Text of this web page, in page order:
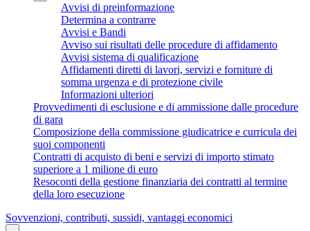
Avvisi di preinformazione
Determina a contrarre
Avvisi e Bandi
Avviso sui risultati delle procedure di affidamento
Avvisi sistema di qualificazione
Affidamenti diretti di lavori, servizi e forniture di
somma urgenza e di protezione civile
Informazioni ulteriori
Provvedimenti di esclusione e di ammissione dalle procedure
di gara
Composizione della commissione giudicatrice e curricula dei
suoi componenti
Contratti di acquisto di beni e servizi di importo stimato
superiore a 1 milione di euro
Resoconti della gestione finanziaria dei contratti al termine
della loro esecuzione
Sovvenzioni, contributi, sussidi, vantaggi economici